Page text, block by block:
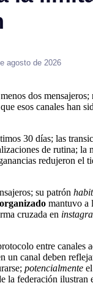
agosto de 2026
dos
esos canales han
30 días; las
de rutina; la
redujeron el
su patrón
organizado mantuvo a
cruzada en
entre canales
un canal deben
potencialmente
la federación ilustran